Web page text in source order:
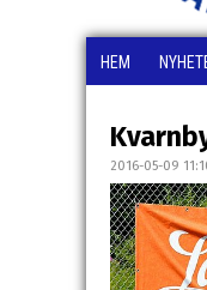
HEM
2016-05-09